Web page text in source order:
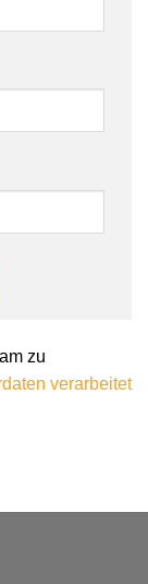
zu
verarbeitet